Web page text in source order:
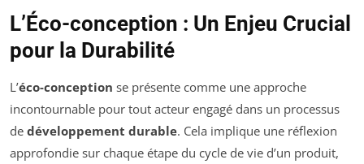
L’Éco-conception : Un Enjeu Crucial
pour la Durabilité
L’éco-conception se présente comme une approche
incontournable pour tout acteur engagé dans un processus
de développement durable. Cela implique une réflexion
approfondie sur chaque étape du cycle de vie d’un produit,